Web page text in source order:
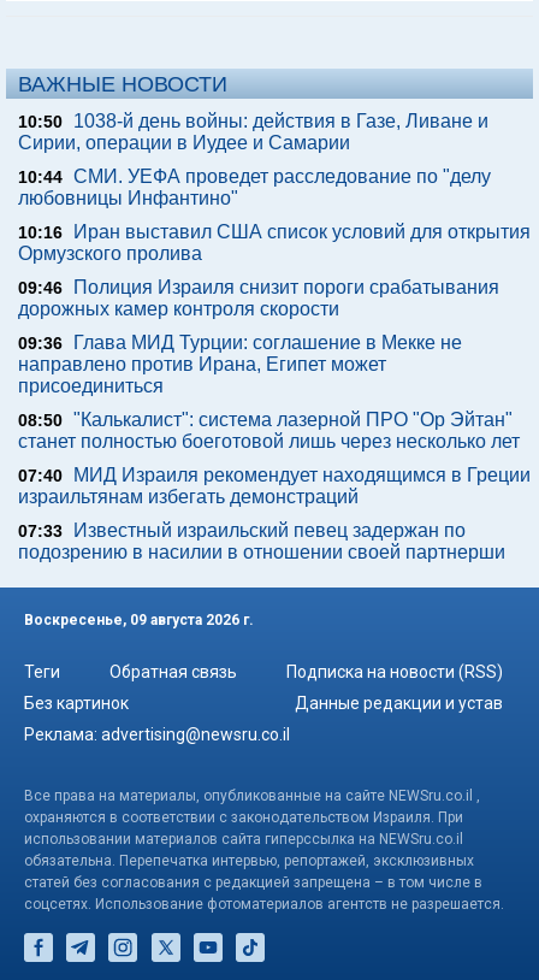
ВАЖНЫЕ НОВОСТИ
10:50
1038-й день войны: действия в Газе, Ливане и
Сирии, операции в Иудее и Самарии
10:44 СМИ. УЕФА проведет расследование по "делу
любовницы Инфантино"
10:16
Иран выставил США список условий для открытия
Ормузского пролива
09:46
Полиция Израиля снизит пороги срабатывания
дорожных камер контроля скорости
09:36
Глава МИД Турции: соглашение в Мекке не
направлено против Ирана, Египет может
присоединиться
08:50 "Калькалист": система лазерной ПРО "Ор Эйтан"
станет полностью боеготовой лишь через несколько лет
07:40
МИД Израиля рекомендует находящимся в Греции
израильтянам избегать демонстраций
07:33
Известный израильский певец задержан по
подозрению в насилии в отношении своей партнерши
Воскресенье, 09 августа 2026 г.
Теги Обратная связь
Подписка на новости (RSS)
Без картинок
Данные редакции и устав
Реклама: advertising@newsru.co.il
Все права на материалы, опубликованные на сайте NEWSru.co.il ,
охраняются в соответствии с законодательством Израиля. При
использовании материалов сайта гиперссылка на NEWSru.co.il
обязательна. Перепечатка интервью, репортажей, эксклюзивных
статей без согласования с редакцией запрещена – в том числе в
соцсетях. Использование фотоматериалов агентств не разрешается.